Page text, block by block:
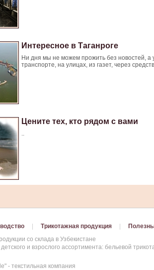
Интересное в Таганроге
Ни дня мы не можем прожить без новостей,
транспорте, на улицах, из газет, через
Цените тех, кто рядом с вами
..
Трикотажная продукция
со склада в Узбекистане
и взрослого ассортимента: бельевой
- текстильная компания